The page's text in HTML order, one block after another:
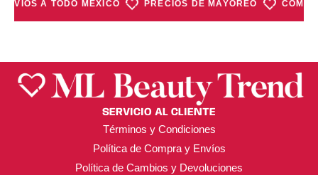
A TODO MÉXICO PRECIOS DE MAYOREO
SERVICIO AL CLIENTE
Términos y Condiciones
Política de Compra y Envíos
Política de Cambios y Devoluciones